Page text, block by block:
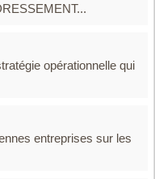
opérationnelle qui
entreprises sur les